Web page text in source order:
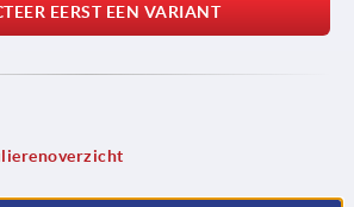
EERST EEN VARIANT